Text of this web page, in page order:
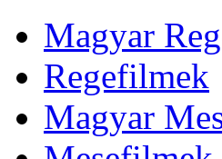
Magyar
Regefilmek
Magyar